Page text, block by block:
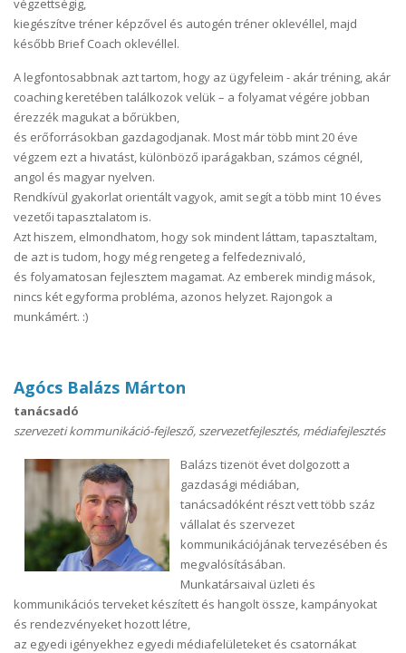
kiegészítve tréner képzővel és autogén tréner oklevéllel, majd
később Brief Coach oklevéllel.
A legfontosabbnak azt tartom, hogy az ügyfeleim - akár tréning, akár
coaching keretében találkozok velük – a folyamat végére jobban
érezzék magukat a bőrükben,
és erőforrásokban gazdagodjanak. Most már több mint 20 éve
végzem ezt a hivatást, különböző iparágakban, számos cégnél,
angol és magyar nyelven.
Rendkívül gyakorlat orientált vagyok, amit segít a több mint 10 éves
vezetői tapasztalatom is.
Azt hiszem, elmondhatom, hogy sok mindent láttam, tapasztaltam,
de azt is tudom, hogy még rengeteg a felfedeznivaló,
és folyamatosan fejlesztem magamat. Az emberek mindig mások,
nincs két egyforma probléma, azonos helyzet. Rajongok a
munkámért. :)
Agócs Balázs Márton
tanácsadó
szervezeti kommunikáció-fejlesző, szervezetfejlesztés, médiafejlesztés
Balázs tizenöt évet dolgozott a
gazdasági médiában,
tanácsadóként részt vett több száz
vállalat és szervezet
kommunikációjának tervezésében és
megvalósításában.
Munkatársaival üzleti és
kommunikációs terveket készített és hangolt össze, kampányokat
és rendezvényeket hozott létre,
az egyedi igényekhez egyedi médiafelületeket és csatornákat